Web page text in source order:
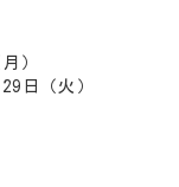
）
日（火）